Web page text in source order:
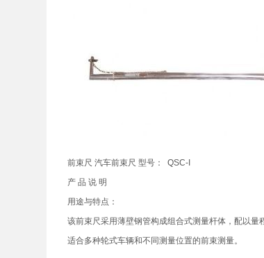
前束尺 汽车前束尺 型号： QSC-I
产 品 说 明
用途与特点：
该前束尺采用薄壁钢管构成组合式测量杆体，配以
适合多种轮式车辆和不同测量位置的前束测量。